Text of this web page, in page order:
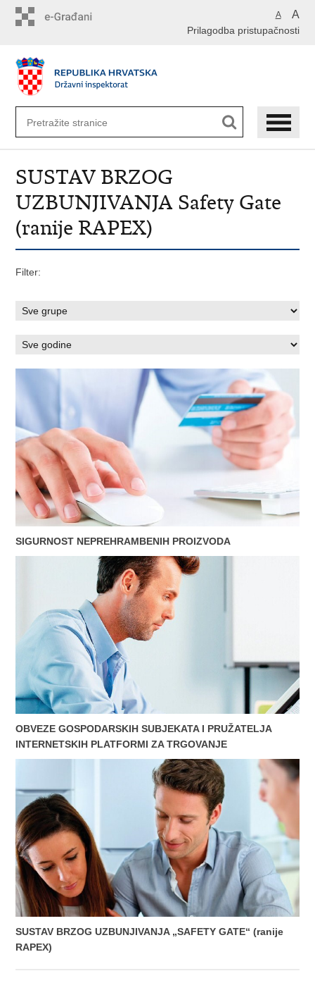
A A
Prilagodba pristupačnosti
SUSTAV BRZOG
UZBUNJIVANJA Safety Gate
(ranije RAPEX)
Filter:
SIGURNOST NEPREHRAMBENIH PROIZVODA
OBVEZE GOSPODARSKIH SUBJEKATA I PRUŽATELJA
INTERNETSKIH PLATFORMI ZA TRGOVANJE
SUSTAV BRZOG UZBUNJIVANJA „SAFETY GATE“ (ranije
RAPEX)